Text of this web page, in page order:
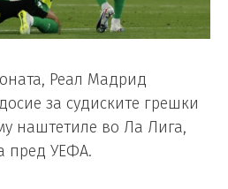
Реал Мадрид
за судиските грешки
наштетиле во Ла Лига,
пред УЕФА.